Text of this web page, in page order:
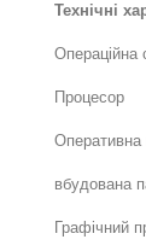
Технічні
Операційна
Процесор
Оперативна
вбудована
Графічний